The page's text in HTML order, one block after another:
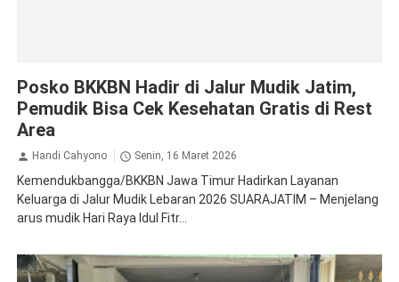
Posko BKKBN Hadir di Jalur Mudik Jatim,
Pemudik Bisa Cek Kesehatan Gratis di Rest
Area
Handi Cahyono Senin, 16 Maret 2026
Kemendukbangga/BKKBN Jawa Timur Hadirkan Layanan
Keluarga di Jalur Mudik Lebaran 2026 SUARAJATIM – Menjelang
arus mudik Hari Raya Idul Fitr...